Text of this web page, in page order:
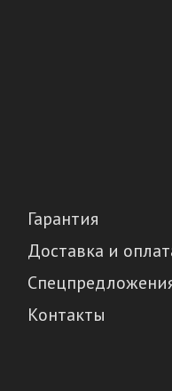
Гарантия
Доставка и
Контакты